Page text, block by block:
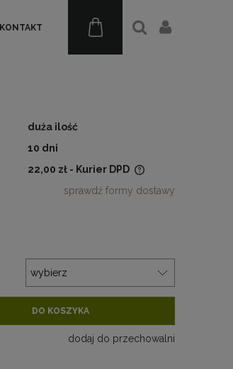
KONTAKT
duża ilość
10 dni
22,00 zł - Kurier DPD
sprawdź formy dostawy
DO KOSZYKA
dodaj do przechowalni